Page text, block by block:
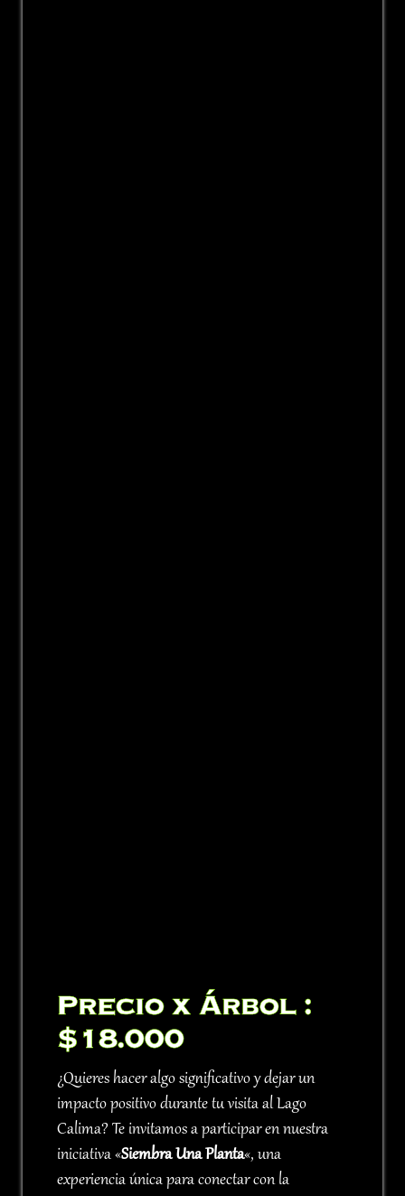
Precio x Árbol :
$18.000
¿Quieres hacer algo significativo y dejar un
impacto positivo durante tu visita al Lago
Calima? Te invitamos a participar en nuestra
iniciativa «Siembra Una Planta«, una
experiencia única para conectar con la